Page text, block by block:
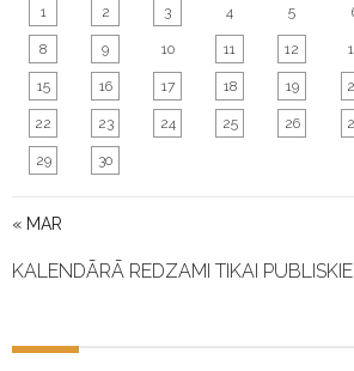
« MAR
1 2 3 4 5
8 9 10 11 12
15 16 17 18 19
22 23 24 25 26
29 30
KALENDĀRĀ REDZAMI TIKAI